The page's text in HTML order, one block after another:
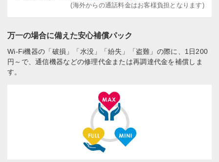
(海外からの通話料金はお客様負担となります)
万一の場合に備えた安心補償パック
Wi-Fi機器の「破損」「水没」「紛失」「盗難」の際に、1日200
円～で、通信機器などの修理代金または再調達代金を補償しま
す。